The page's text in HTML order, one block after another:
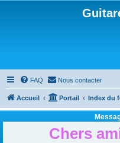
FAQ Nous contacter
Accueil Portail Index du
Chers